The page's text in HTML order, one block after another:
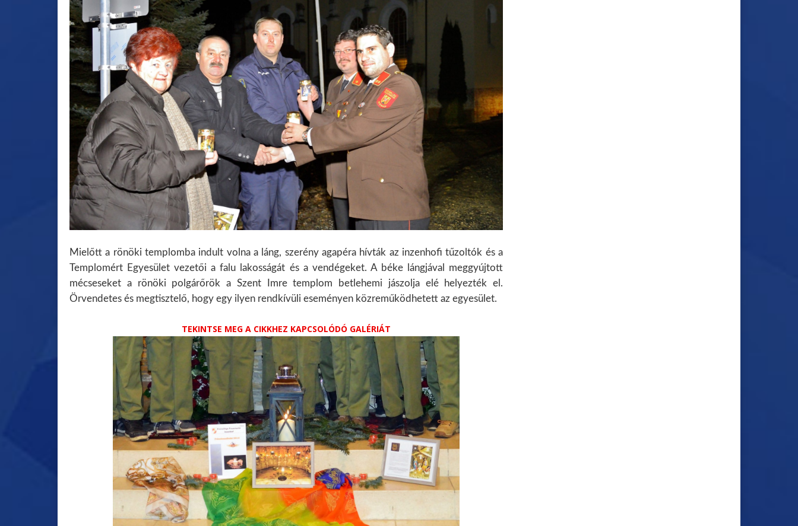
Mielőtt a rönöki templomba indult volna a láng, szerény agapéra hívták az inzenhofi tűzoltók és a
Templomért Egyesület vezetői a falu lakosságát és a vendégeket. A béke lángjával meggyújtott
mécseseket a rönöki polgárőrök a Szent Imre templom betlehemi jászolja elé helyezték el.
Örvendetes és megtisztelő, hogy egy ilyen rendkívüli eseményen közreműködhetett az egyesület.
TEKINTSE MEG A CIKKHEZ KAPCSOLÓDÓ GALÉRIÁT